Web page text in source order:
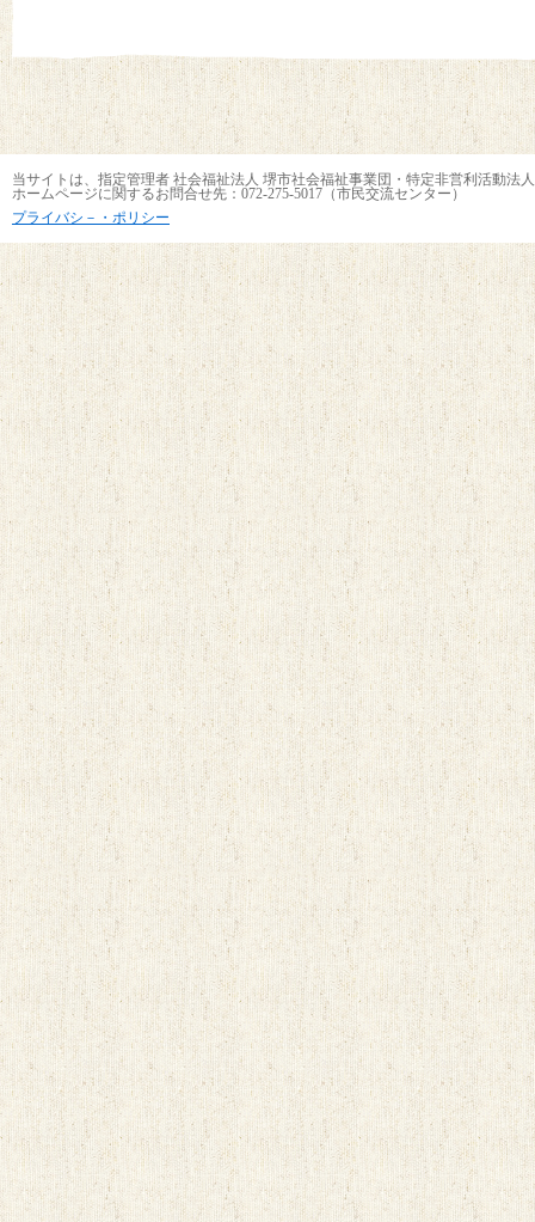
当サイトは、指定管理者 社会福祉法人 堺市社会福祉事業団・特定非営利活動
ホームページに関するお問合せ先：072-275-5017（市民交流センター）
プライバシ－・ポリシー